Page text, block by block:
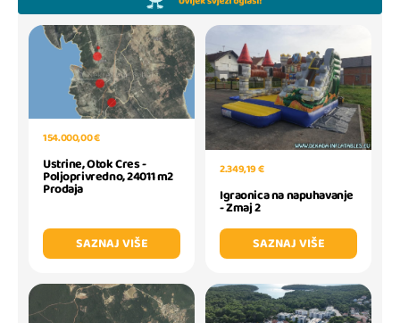
154.000,00 €
Ustrine, Otok Cres -
Poljoprivredno, 24011 m2
Prodaja
SAZNAJ VIŠE
2.349,19 €
Igraonica na napuhavanje
- Zmaj 2
SAZNAJ VIŠE